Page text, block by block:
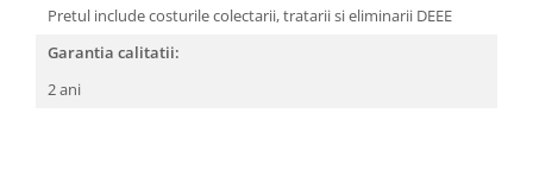
Pretul include costurile colectarii, tratarii si eliminarii DEEE
Garantia calitatii:
2 ani